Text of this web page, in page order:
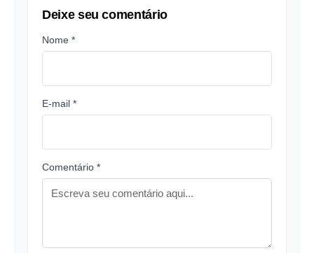
Deixe seu comentário
Nome *
E-mail *
Comentário *